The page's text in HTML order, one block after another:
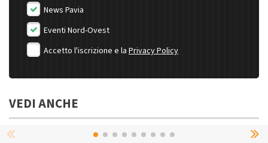
News Pavia
Eventi Nord-Ovest
Accetto l'iscrizione e la Privacy Policy
VEDI ANCHE